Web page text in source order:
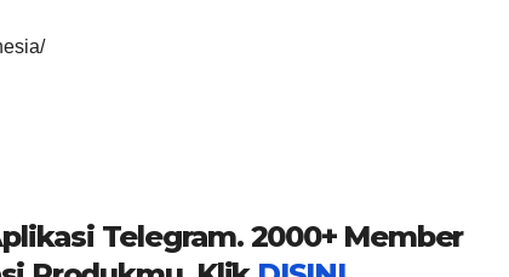
Telegram. 2000+ Member